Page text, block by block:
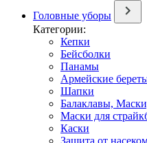
Головные уборы
Категории:
Кепки
Бейсболки
Панамы
Армейские
Шапки
Балаклавы,
Маски для
Каски
Защита от